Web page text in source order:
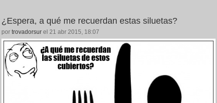
¿Espera, a qué me recuerdan estas siluetas?
por trovadorsur el 21 abr 2015, 18:07